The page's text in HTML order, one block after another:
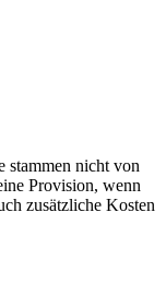
nicht von
Provision, wenn
zusätzliche Kosten